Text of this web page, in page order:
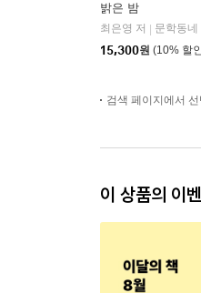
밝은 밤
최은영 저
문학동네
15,300원 (10% 할
검색 페이지에서
이 상품의 이